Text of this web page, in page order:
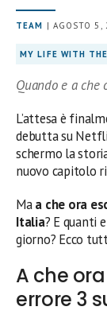
TEAM | AGOSTO 5,
MY LIFE WITH
Quando e a che
L’attesa è
debutta su
schermo la
nuovo capitolo
Maa che ora
Italia? E quanti
giorno? Ecco
A che
errore 3